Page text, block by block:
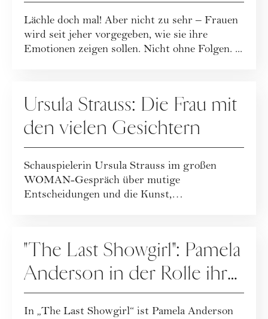
Lächle doch mal! Aber nicht zu sehr – Frauen
wird seit jeher vorgegeben, wie sie ihre
Emotionen zeigen sollen. Nicht ohne Folgen. ...
Ursula Strauss: Die Frau mit
den vielen Gesichtern
Schauspielerin Ursula Strauss im großen
WOMAN-Gespräch über mutige
Entscheidungen und die Kunst,
"The Last Showgirl": Pamela
Anderson in der Rolle ihres
Lebens
In „The Last Showgirl“ ist Pamela Anderson